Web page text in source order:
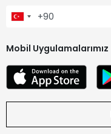
Mobil Uygulamalarımız